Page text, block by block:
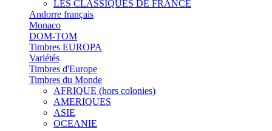
LES CLASSIQUES DE FRANCE
Andorre français
Monaco
DOM-TOM
Timbres EUROPA
Variétés
Timbres d'Europe
Timbres du Monde
AFRIQUE (hors colonies)
AMERIQUES
ASIE
OCEANIE